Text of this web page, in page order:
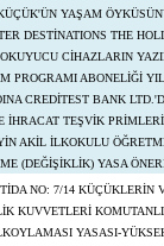
YAŞAM
DESTİNATIONS THE
OKUYUCU CİHAZLARIN
PROGRAMI ABONELİĞİ
CREDİTEST BANK
İHRACAT TEŞVİK
AKİL İLKOKULU
(DEĞİŞİKLİK) YASA
NO: 7/14 KÜÇÜKLERİN
KUVVETLERİ
YASASI-